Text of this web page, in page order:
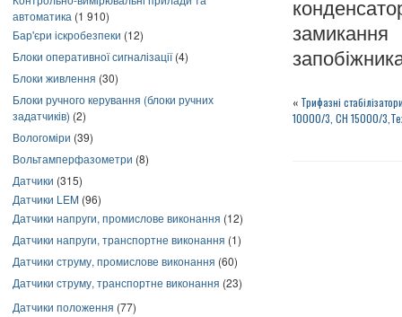
автоматика (1 910)
Бар'єри іскробезпеки (12)
Блоки оперативної сигналізації(4)
Блоки живлення (30)
Блоки ручного керування (блоки ручних
задатчиків) (2)
Вологоміри (39)
Вольтамперфазометри (8)
Датчики (315)
Датчики LEM (96)
Датчики напруги, промислове виконання (12)
Датчики напруги, транспортне виконання (1)
Датчики струму, промислове виконання (60)
Датчики струму, транспортне виконання (23)
Датчики положення (77)
« Трифазні
10000/3, СН 15000/